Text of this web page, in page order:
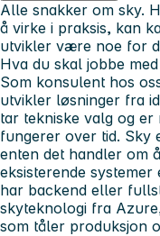
Alle snakker om sky.
å virke i praksis, kan
utvikler være noe for
Hva du skal jobbe med
Som konsulent hos
utvikler løsninger fra
tar tekniske valg og
fungerer over tid. Sky
enten det handler om
eksisterende
har backend eller
skyteknologi fra
som tåler produksjon